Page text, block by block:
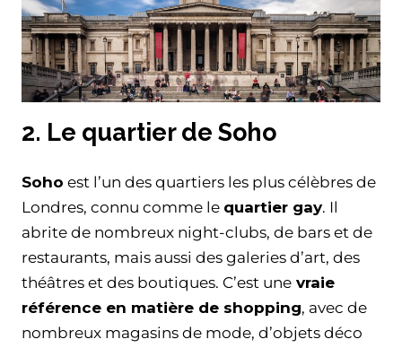
2. Le quartier de Soho
Soho est l’un des quartiers les plus célèbres de
Londres, connu comme le quartier gay. Il
abrite de nombreux night-clubs, de bars et de
restaurants, mais aussi des galeries d’art, des
théâtres et des boutiques. C’est une vraie
référence en matière de shopping, avec de
nombreux magasins de mode, d’objets déco